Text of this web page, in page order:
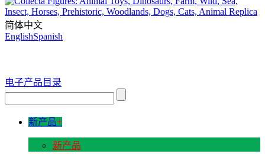
简体中文
EnglishSpanish
电子产品目录
新产品+
新产品